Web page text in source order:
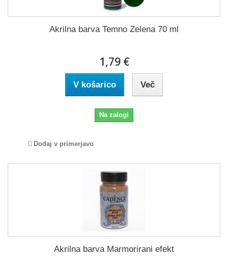
Akrilna barva Temno Zelena 70 ml
1,79 €
V košarico Več
Na zalogi
Dodaj v primerjavo
Akrilna barva Marmorirani efekt